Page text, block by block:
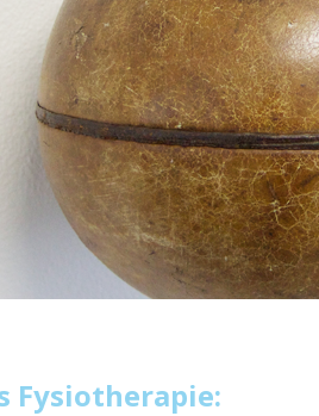
Fysiotherapie: